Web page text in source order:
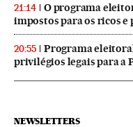
21:14
O programa
impostos para os ricos
20:55
Programa
privilégios legais para a
NEWSLETTERS